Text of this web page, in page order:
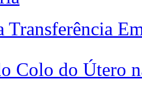
Transferência
Colo do Útero